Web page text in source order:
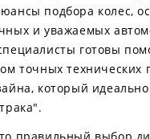
подбора колес,
и уважаемых
готовы
точных технических
который